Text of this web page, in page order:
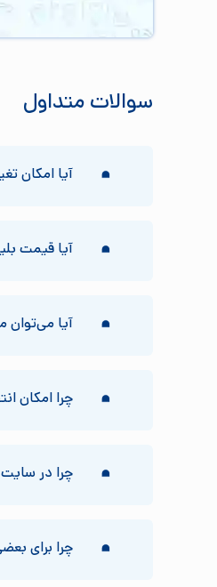
سوالات متداول
آیا امکان
آیا قیمت
آیا می‌توان
چرا امکان
چرا در سایت
چرا برای